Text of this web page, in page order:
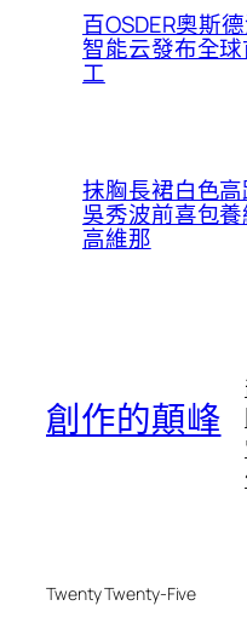
百OSDER奧斯
智能云發布全
工
抹胸長裙白色
吳秀波前喜包
高維那
創作的顛峰
Twenty Twenty-Five